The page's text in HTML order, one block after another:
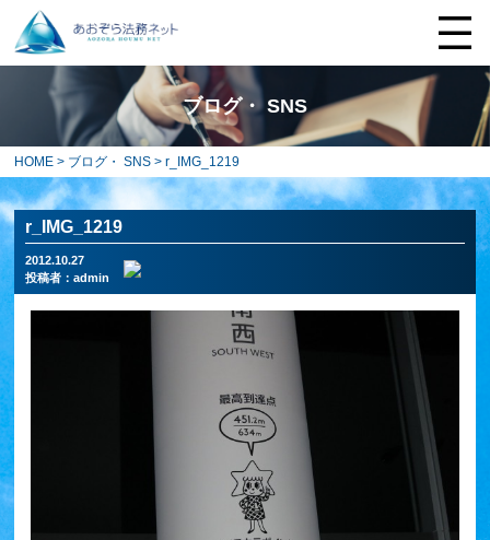
ブログ・ SNS
HOME > ブログ・ SNS > r_IMG_1219
r_IMG_1219
2012.10.27
投稿者：admin